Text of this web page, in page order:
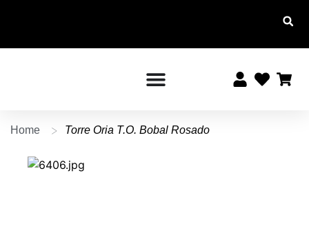
Voor
Altijd
Altijd
Home > Torre Oria T.O. Bobal Rosado